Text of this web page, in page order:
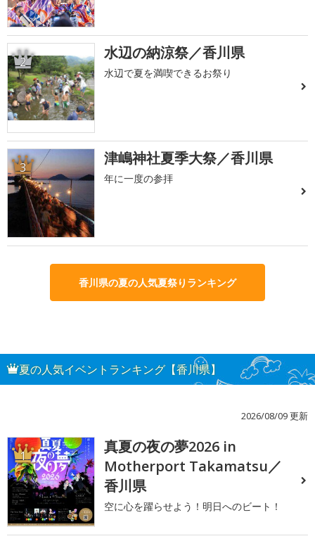
2 水辺の納涼祭／香川県
水辺で夏を満喫できるお祭り
3 津嶋神社夏季大祭／香川県
年に一度の参拝
香川県の夏の人気夏祭りランキング
夏の人気イベントランキング【香川県】
2026/08/09 更新
1
真夏の夜の夢2026 in
Motherport Takamatsu／
香川県
空に心を躍らせよう！明日へのビート！